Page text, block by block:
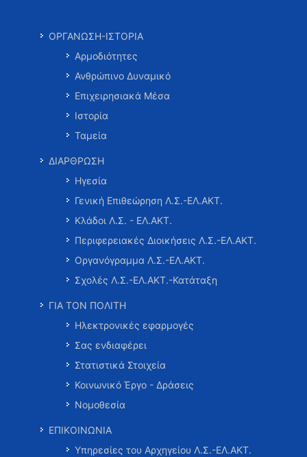
ΟΡΓΑΝΩΣΗ-ΙΣΤΟΡΙΑ
Αρμοδιότητες
Ανθρώπινο Δυναμικό
Επιχειρησιακά Μέσα
Ιστορία
Ταμεία
ΔΙΑΡΘΡΩΣΗ
Ηγεσία
Γενική Επιθεώρηση Λ.Σ.-ΕΛ.ΑΚΤ.
Κλάδοι Λ.Σ. - ΕΛ.ΑΚΤ.
Περιφερειακές Διοικήσεις Λ.Σ.-ΕΛ.ΑΚΤ.
Οργανόγραμμα Λ.Σ.-ΕΛ.ΑΚΤ.
Σχολές Λ.Σ.-ΕΛ.ΑΚΤ.-Κατάταξη
ΓΙΑ ΤΟΝ ΠΟΛΙΤΗ
Ηλεκτρονικές εφαρμογές
Σας ενδιαφέρει
Στατιστικά Στοιχεία
Κοινωνικό Έργο - Δράσεις
Νομοθεσία
ΕΠΙΚΟΙΝΩΝΙΑ
Υπηρεσίες του Αρχηγείου Λ.Σ.-ΕΛ.ΑΚΤ.